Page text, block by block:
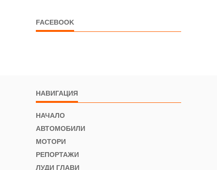
FACEBOOK
НАВИГАЦИЯ
НАЧАЛО
АВТОМОБИЛИ
МОТОРИ
РЕПОРТАЖИ
ЛУДИ ГЛАВИ